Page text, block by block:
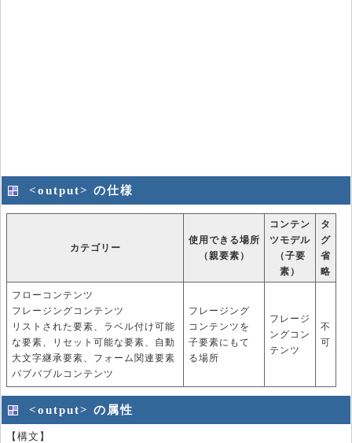
<output> の仕様
カテゴリー
使用できる場所
（親要素）
コンテン
ツモデル
（子要
素）
タ
グ
省
略
フローコンテンツ
フレージングコンテンツ
リストされた要素、ラベル付け可能
な要素、リセット可能な要素、自動
大文字継承要素、フォーム関連要素
パブバブルコンテンツ
フレージング
コンテンツを
子要素にもて
る場所
フレージ
ングコン
テンツ
不
可
<output> の属性
【構文】